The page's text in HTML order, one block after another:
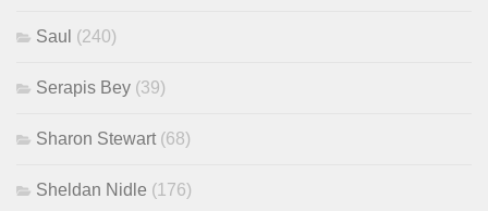
Saul (240)
Serapis Bey (39)
Sharon Stewart (68)
Sheldan Nidle (176)